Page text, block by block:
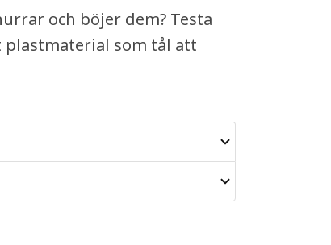
och böjer dem? Testa
plastmaterial som tål att